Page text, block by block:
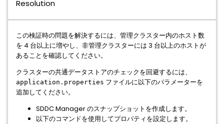
Resolution
この検証時の問題を解決するには、管理クラスター内のホスト数
を 4 台以上に増やし、非管理クラスターには 3 台以上のホストが
あることを確認してください。
クラスターの共通データストアのチェックを回避するには、
application.properties ファイルに以下のパラメーターを
追加してください。
SDDC Manager のスナップショットを作成します。
以下のコマンドを使用してプロパティを設定します。